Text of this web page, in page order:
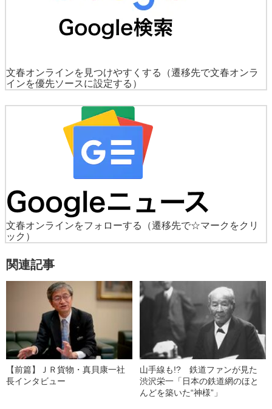
文春オンラインを見つけやすくする
（遷移先で文春オンラ
インを優先ソースに設定する）
文春オンラインをフォローする
（遷移先で☆マークをクリ
ック）
関連記事
【前篇】ＪＲ貨物・真貝康一社
長インタビュー
山手線も!? 鉄道ファンが見た
渋沢栄一「日本の鉄道網のほと
んどを築いた“神様”」